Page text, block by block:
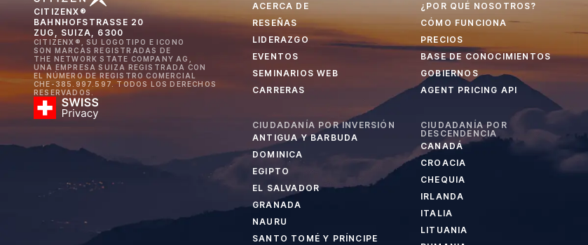
CITIZENX®
BAHNHOFSTRASSE 20
ZUG, SUIZA, 6300
CITIZENX®, SU LOGOTIPO E ICONO
SON MARCAS REGISTRADAS DE
THE NETWORK STATE COMPANY AG,
UNA EMPRESA SUIZA REGISTRADA CON
EL NÚMERO DE REGISTRO COMERCIAL
CHE-385.997.597. TODOS LOS DERECHOS
RESERVADOS.
ACERCA DE
RESEÑAS
LIDERAZGO
EVENTOS
SEMINARIOS WEB
CARRERAS
¿POR QUÉ NOSOTROS?
CÓMO FUNCIONA
PRECIOS
BASE DE CONOCIMIENTOS
GOBIERNOS
AGENT PRICING API
CIUDADANÍA POR INVERSIÓN
ANTIGUA Y BARBUDA
DOMINICA
EGIPTO
EL SALVADOR
GRANADA
NAURU
SANTO TOMÉ Y PRÍNCIPE
CIUDADANÍA POR
DESCENDENCIA
CANADÁ
CROACIA
CHEQUIA
IRLANDA
ITALIA
LITUANIA